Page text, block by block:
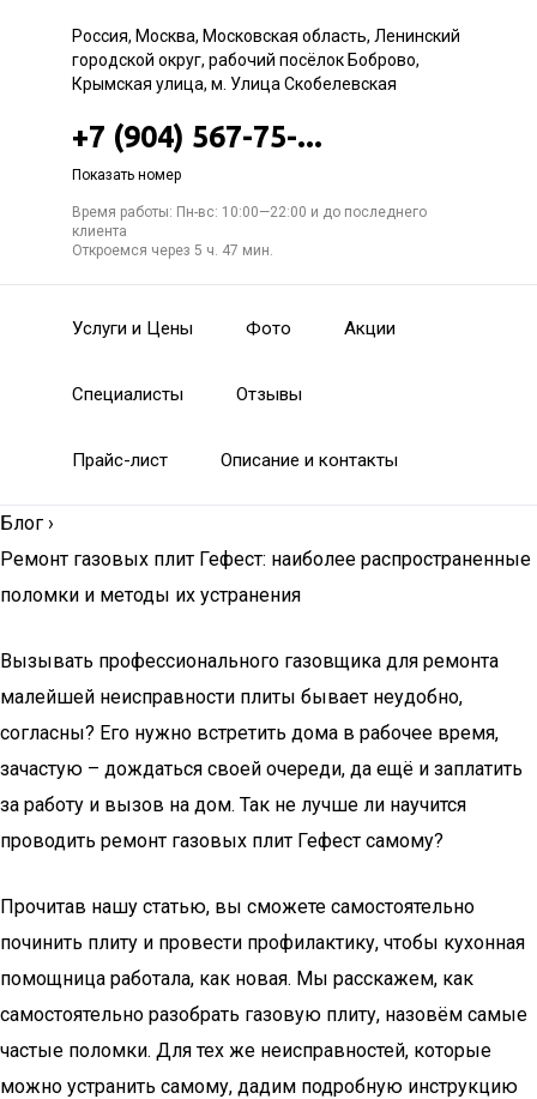
Россия, Москва, Московская область, Ленинский
городской округ, рабочий посёлок Боброво,
Крымская улица, м. Улица Скобелевская
+7 (904) 567-75-...
Показать номер
Время работы: Пн-вс: 10:00—22:00 и до последнего
клиента
Откроемся через 5 ч. 47 мин.
Услуги и Цены Фото Акции
Специалисты Отзывы
Прайс-лист Описание и контакты
Блог ›
Ремонт газовых плит Гефест: наиболее распространенные
поломки и методы их устранения
Вызывать профессионального газовщика для ремонта
малейшей неисправности плиты бывает неудобно,
согласны? Его нужно встретить дома в рабочее время,
зачастую – дождаться своей очереди, да ещё и заплатить
за работу и вызов на дом. Так не лучше ли научится
проводить ремонт газовых плит Гефест самому?
Прочитав нашу статью, вы сможете самостоятельно
починить плиту и провести профилактику, чтобы кухонная
помощница работала, как новая. Мы расскажем, как
самостоятельно разобрать газовую плиту, назовём самые
частые поломки. Для тех же неисправностей, которые
можно устранить самому, дадим подробную инструкцию